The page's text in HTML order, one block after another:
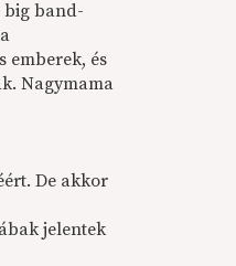
big band-
emberek, és
Nagymama
De akkor
jelentek